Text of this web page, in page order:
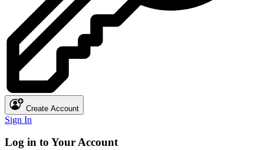
Create Account
Sign In
Log in to Your Account